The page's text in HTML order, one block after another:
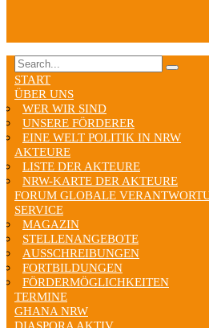
START
ÜBER UNS
WER WIR SIND
UNSERE FÖRDERER
EINE WELT POLITIK IN NRW
AKTEURE
LISTE DER AKTEURE
NRW-KARTE DER AKTEURE
FORUM GLOBALE
SERVICE
MAGAZIN
STELLENANGEBOTE
AUSSCHREIBUNGEN
FORTBILDUNGEN
FÖRDERMÖGLICHKEITEN
TERMINE
GHANA NRW